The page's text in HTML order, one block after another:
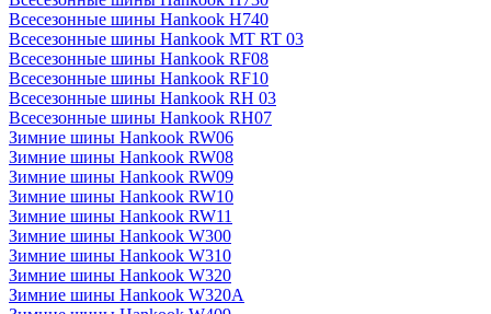
Всесезонные шины Hankook H740
Всесезонные шины Hankook MT RT 03
Всесезонные шины Hankook RF08
Всесезонные шины Hankook RF10
Всесезонные шины Hankook RH 03
Всесезонные шины Hankook RH07
Зимние шины Hankook RW06
Зимние шины Hankook RW08
Зимние шины Hankook RW09
Зимние шины Hankook RW10
Зимние шины Hankook RW11
Зимние шины Hankook W300
Зимние шины Hankook W310
Зимние шины Hankook W320
Зимние шины Hankook W320A